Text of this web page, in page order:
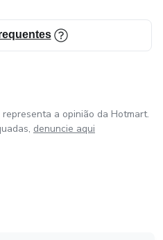
a opinião da Hotmart.
denuncie aqui